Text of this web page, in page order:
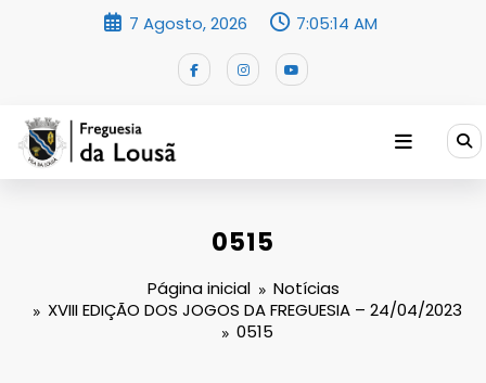
7 Agosto, 2026 7:05:15 AM
0515
Página inicial
Notícias
XVIII EDIÇÃO DOS JOGOS DA FREGUESIA – 24/04/2023
0515